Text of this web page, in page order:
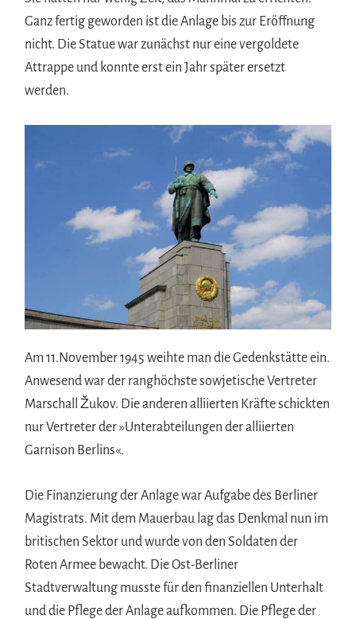
Ganz fertig geworden ist die Anlage bis zur Eröffnung
nicht. Die Statue war zunächst nur eine vergoldete
Attrappe und konnte erst ein Jahr später ersetzt
werden.
Am 11.November 1945 weihte man die Gedenkstätte ein.
Anwesend war der ranghöchste sowjetische Vertreter
Marschall Žukov. Die anderen alliierten Kräfte schickten
nur Vertreter der »Unterabteilungen der alliierten
Garnison Berlins«.
Die Finanzierung der Anlage war Aufgabe des Berliner
Magistrats. Mit dem Mauerbau lag das Denkmal nun im
britischen Sektor und wurde von den Soldaten der
Roten Armee bewacht. Die Ost-Berliner
Stadtverwaltung musste für den finanziellen Unterhalt
und die Pflege der Anlage aufkommen. Die Pflege der